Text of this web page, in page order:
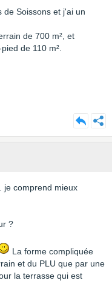
de Soissons et j'ai un
de 700 m², et
de 110 m².
je comprend mieux
?
La forme compliquée
et du PLU que par une
la terrasse qui est